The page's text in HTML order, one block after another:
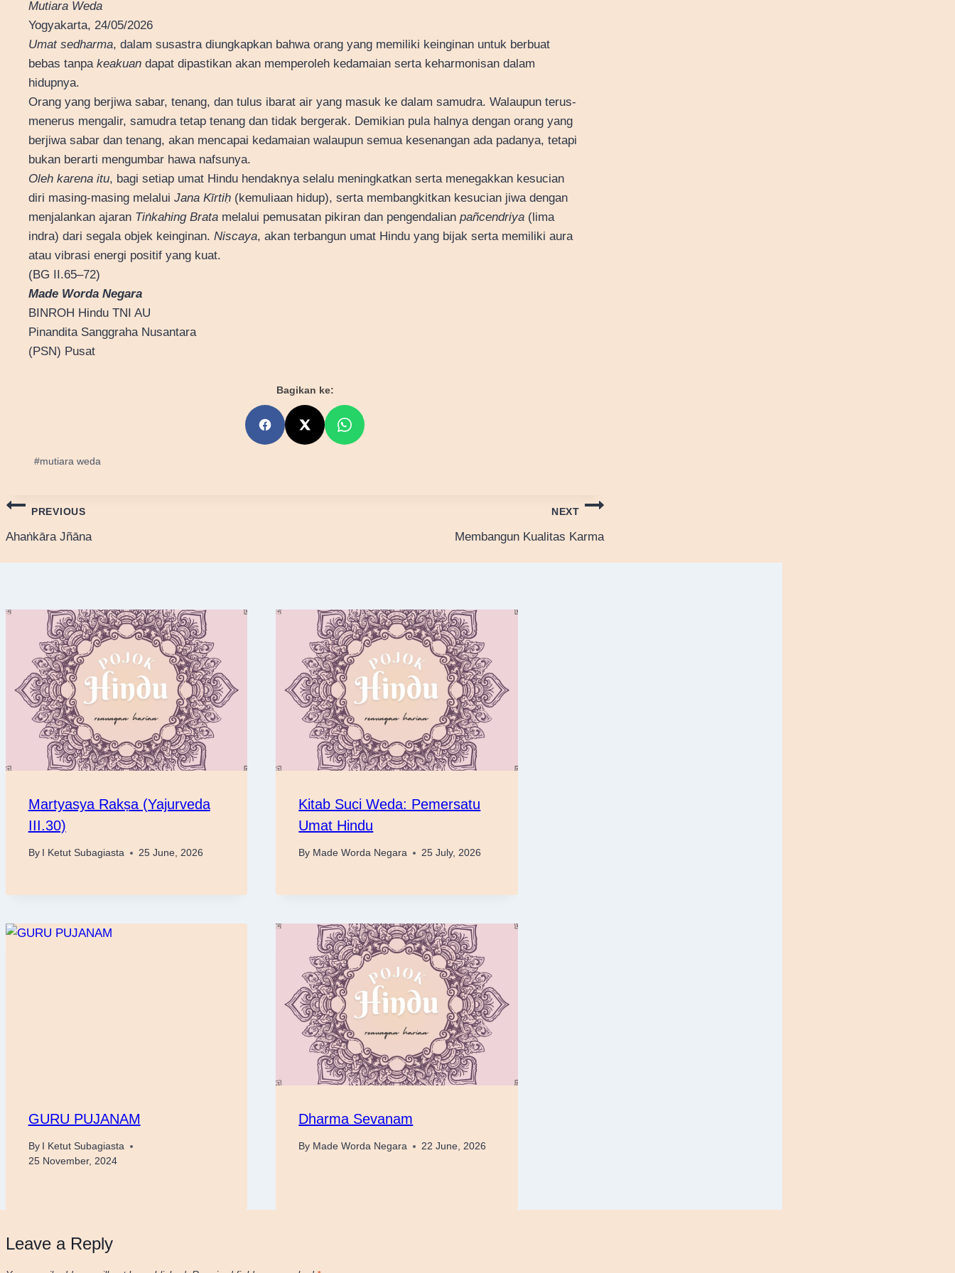
Mutiara Weda
Yogyakarta, 24/05/2026
Umat sedharma, dalam susastra diungkapkan bahwa orang yang memiliki keinginan untuk berbuat
bebas tanpa keakuan dapat dipastikan akan memperoleh kedamaian serta keharmonisan dalam
hidupnya.
Orang yang berjiwa sabar, tenang, dan tulus ibarat air yang masuk ke dalam samudra. Walaupun terus-
menerus mengalir, samudra tetap tenang dan tidak bergerak. Demikian pula halnya dengan orang yang
berjiwa sabar dan tenang, akan mencapai kedamaian walaupun semua kesenangan ada padanya, tetapi
bukan berarti mengumbar hawa nafsunya.
Oleh karena itu, bagi setiap umat Hindu hendaknya selalu meningkatkan serta menegakkan kesucian
diri masing-masing melalui Jana Kīrtiḥ (kemuliaan hidup), serta membangkitkan kesucian jiwa dengan
menjalankan ajaran Tiṅkahing Brata melalui pemusatan pikiran dan pengendalian pañcendriya (lima
indra) dari segala objek keinginan. Niscaya, akan terbangun umat Hindu yang bijak serta memiliki aura
atau vibrasi energi positif yang kuat.
(BG II.65–72)
Made Worda Negara
BINROH Hindu TNI AU
Pinandita Sanggraha Nusantara
(PSN) Pusat
Bagikan ke:
#mutiara weda
Post
navigation
PREVIOUS
Ahaṅkāra Jñāna
NEXT
Membangun Kualitas Karma
Martyasya Rakṣa (Yajurveda
III.30)
By I Ketut Subagiasta 25 June, 2026
Kitab Suci Weda: Pemersatu
Umat Hindu
By Made Worda Negara 25 July, 2026
GURU PUJANAM
By
I Ketut Subagiasta
25 November, 2024
Dharma Sevanam
By Made Worda Negara 22 June, 2026
Leave a Reply